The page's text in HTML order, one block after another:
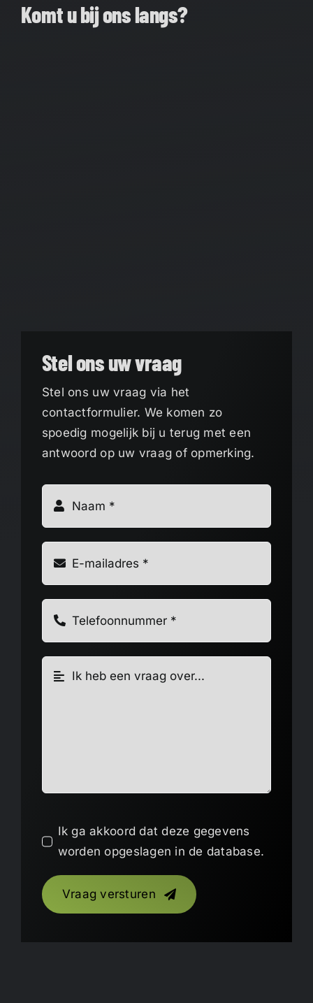
Komt u bij ons langs?
Stel ons uw vraag
Stel ons uw vraag via het
contactformulier. We komen zo
spoedig mogelijk bij u terug met een
antwoord op uw vraag of opmerking.
Ik ga akkoord dat deze gegevens
worden opgeslagen in de database.
Vraag versturen